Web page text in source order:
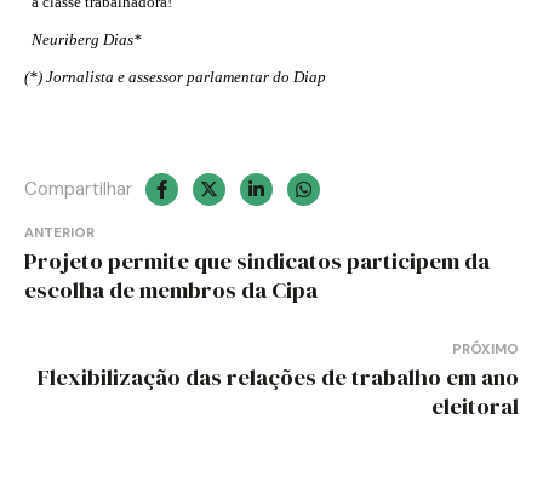
Neuriberg Dias*
(*) Jornalista e assessor parlamentar do Diap
Compartilhar
Navegação
de
ANTERIOR
Projeto permite que sindicatos participem da
escolha de membros da Cipa
PRÓXIMO
Flexibilização das relações de trabalho em ano
eleitoral